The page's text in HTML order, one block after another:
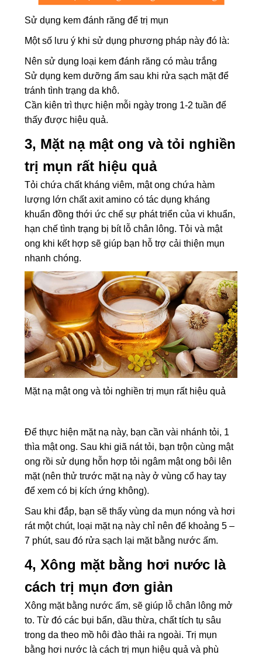
Sử dụng kem đánh răng để trị mụn
Một số lưu ý khi sử dụng phương pháp này đó là:
Nên sử dụng loại kem đánh răng có màu trắng
Sử dụng kem dưỡng ẩm sau khi rửa sạch mặt để
tránh tình trạng da khô.
Cần kiên trì thực hiện mỗi ngày trong 1-2 tuần để
thấy được hiệu quả.
3, Mặt nạ mật ong và tỏi nghiền
trị mụn rất hiệu quả
Tỏi chứa chất kháng viêm, mật ong chứa hàm
lượng lớn chất axit amino có tác dụng kháng
khuẩn đồng thới ức chế sự phát triển của vi khuẩn,
hạn chế tình trạng bị bít lỗ chân lông. Tỏi và mật
ong khi kết hợp sẽ giúp bạn hỗ trợ cải thiện mụn
nhanh chóng.
Mặt nạ mật ong và tỏi nghiền trị mụn rất hiệu quả
Để thực hiện mặt nạ này, bạn cần vài nhánh tỏi, 1
thìa mật ong. Sau khi giã nát tỏi, bạn trộn cùng mật
ong rồi sử dụng hỗn hợp tỏi ngâm mật ong bôi lên
mặt (nên thử trước mặt nạ này ở vùng cổ hay tay
để xem có bị kích ứng không).
Sau khi đắp, bạn sẽ thấy vùng da mụn nóng và hơi
rát một chút, loại mặt nạ này chỉ nên để khoảng 5 –
7 phút, sau đó rửa sạch lại mặt bằng nước ấm.
4, Xông mặt bằng hơi nước là
cách trị mụn đơn giản
Xông mặt bằng nước ấm, sẽ giúp lỗ chân lông mở
to. Từ đó các bụi bẩn, dầu thừa, chất tích tụ sâu
trong da theo mồ hôi đào thải ra ngoài. Trị mụn
bằng hơi nước là cách trị mụn hiệu quả và phù